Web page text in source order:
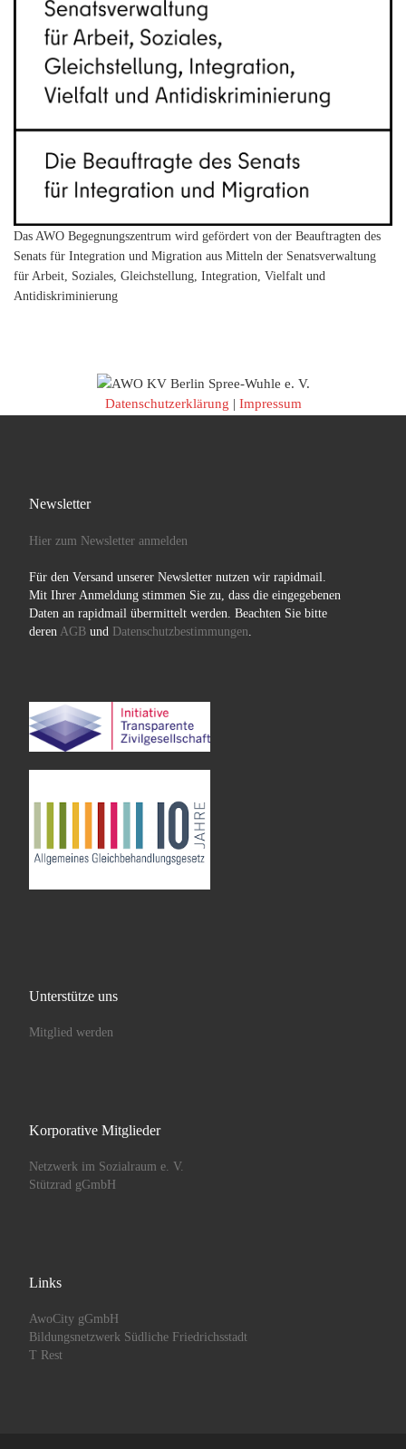
Das AWO Begegnungszentrum wird gefördert von der Beauftragten des
Senats für Integration und Migration aus Mitteln der Senatsverwaltung
für Arbeit, Soziales, Gleichstellung, Integration, Vielfalt und
Antidiskriminierung
Datenschutzerklärung | Impressum
Newsletter
Hier zum Newsletter anmelden
Für den Versand unserer Newsletter nutzen wir rapidmail.
Mit Ihrer Anmeldung stimmen Sie zu, dass die eingegebenen
Daten an rapidmail übermittelt werden. Beachten Sie bitte
deren AGBund Datenschutzbestimmungen
Unterstütze uns
Mitglied werden
Korporative Mitglieder
Netzwerk im Sozialraum e. V.
Stützrad gGmbH
Links
AwoCity gGmbH
Bildungsnetzwerk Südliche Friedrichsstadt
T Rest